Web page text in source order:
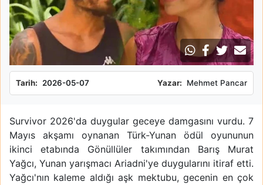
Tarih: 2026-05-07 Yazar: Mehmet Pancar
Survivor 2026'da duygular geceye damgasını vurdu. 7
Mayıs akşamı oynanan Türk-Yunan ödül oyununun
ikinci etabında Gönüllüler takımından Barış Murat
Yağcı, Yunan yarışmacı Ariadni'ye duygularını itiraf etti.
Yağcı'nın kaleme aldığı aşk mektubu, gecenin en çok